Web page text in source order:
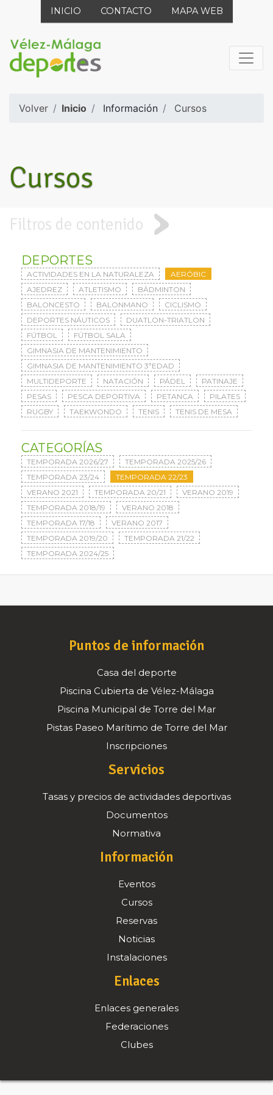
INICIO CONTACTO MAPA WEB
Volver Inicio Información Cursos
Cursos
Filtros de contenido
DEPORTES
ACTIVIDADES EN LA NATURALEZA
AERÓBIC
AJEDREZ
ATLETISMO
BÁDMINTON
BALONCESTO
BALONMANO
CICLISMO
DEPORTES NÁUTICOS
DUATLON-TRIATLON
FÚTBOL
FÚTBOL SALA
GIMNASIA DE MANTENIMIENTO
GIMNASIA DE MANTENIMIENTO 3ªEDAD
MULTIDEPORTE
NATACIÓN PÁDEL
PATINAJE
PESAS
PESCA DEPORTIVA PETANCA
PILATES
RUGBY
TAEKWONDO TENIS TENIS DE MESA
CATEGORÍAS
TEMPORADA 2026/27
TEMPORADA 2025/26
TEMPORADA 23/24
TEMPORADA 22/23
VERANO 2021
TEMPORADA 20/21
VERANO 2019
TEMPORADA 2018/19
VERANO 2018
TEMPORADA 17/18
VERANO 2017
TEMPORADA 2019/20
TEMPORADA 21/22
TEMPORADA 2024/25
Puntos de información
Casa del deporte
Piscina Cubierta de Vélez-Málaga
Piscina Municipal de Torre del Mar
Pistas Paseo Marítimo de Torre del Mar
Inscripciones
Servicios
Tasas y precios de actividades deportivas
Documentos
Normativa
Información
Eventos
Cursos
Reservas
Noticias
Instalaciones
Enlaces
Enlaces generales
Federaciones
Clubes